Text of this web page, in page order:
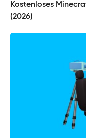
Kostenloses
(2026)